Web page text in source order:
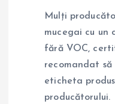
Mulți
mucegai cu un
fără VOC,
recomandat
eticheta
producătorului.